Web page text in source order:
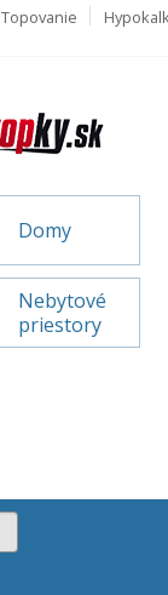
Topovanie
Domy
Nebytové
priestory